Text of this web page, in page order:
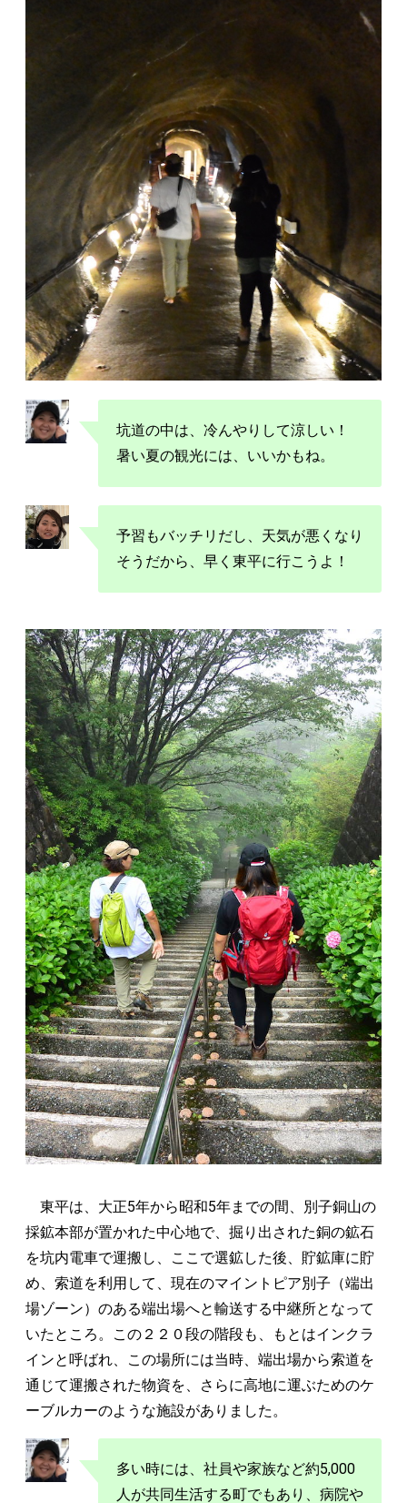
坑道の中は、冷んやりして涼しい！
暑い夏の観光には、いいかもね。
予習もバッチリだし、天気が悪くなり
そうだから、早く東平に行こうよ！
東平は、大正5年から昭和5年までの間、別子銅山の
採鉱本部が置かれた中心地で、掘り出された銅の鉱石
を坑内電車で運搬し、ここで選鉱した後、貯鉱庫に貯
め、索道を利用して、現在のマイントピア別子（端出
場ゾーン）のある端出場へと輸送する中継所となって
いたところ。この２２０段の階段も、もとはインクラ
インと呼ばれ、この場所には当時、端出場から索道を
通じて運搬された物資を、さらに高地に運ぶためのケ
ーブルカーのような施設がありました。
多い時には、社員や家族など約5,000
人が共同生活する町でもあり、病院や